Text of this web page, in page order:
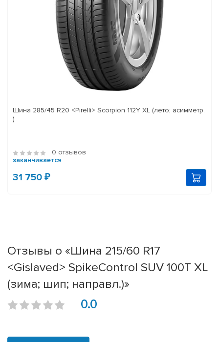
Шина 285/45 R20 <Pirelli> Scorpion 112Y XL (лето; асимметр.
)
0 отзывов
заканчивается
31 750 ₽
Отзывы о «Шина 215/60 R17
<Gislaved> SpikeControl SUV 100T XL
(зима; шип; направл.)»
0.0